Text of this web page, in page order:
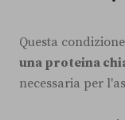
Questa
una proteina
necessaria per